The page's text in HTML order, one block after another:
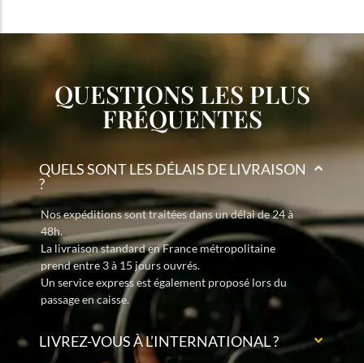
QUESTIONS LES PLUS
FRÉQUENTES
QUELS SONT LES DÉLAIS DE LIVRAISON
?
Nos expéditions sont traitées dans un délai de 24 à
48h.
La livraison standard en France métropolitaine
prend entre 3 à 15 jours ouvrés.
Un service express est également proposé lors du
passage en caisse.
LIVREZ-VOUS À L’INTERNATIONAL ?